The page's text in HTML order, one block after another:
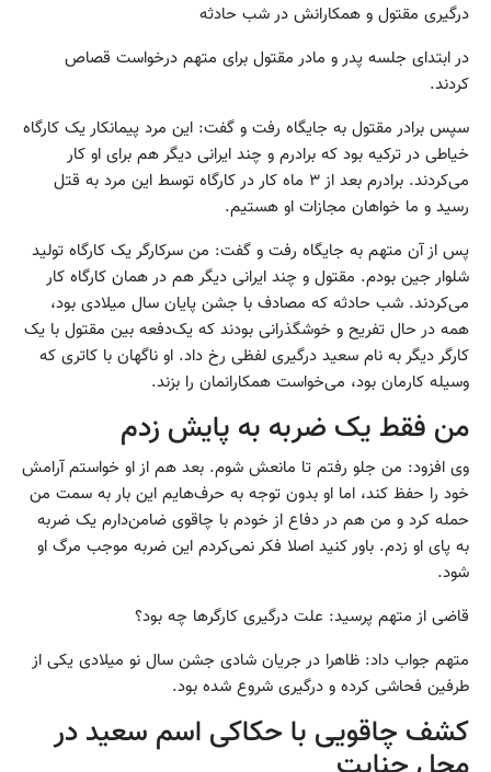
درگیری مقتول و همکارانش در شب حادثه
در ابتدای جلسه پدر و مادر مقتول برای متهم درخواست قصاص
کردند.
سپس برادر مقتول به جایگاه رفت و گفت: این مرد پیمانکار یک کارگاه
خیاطی در ترکیه بود که برادرم و چند ایرانی دیگر هم برای او کار
می‌کردند. برادرم بعد از ۳ ماه کار در کارگاه توسط این مرد به قتل
رسید و ما خواهان مجازات او هستیم.
پس از آن متهم به جایگاه رفت و گفت: من سرکارگر یک کارگاه تولید
شلوار جین بودم. مقتول و چند ایرانی دیگر هم در همان کارگاه کار
می‌کردند. شب حادثه که مصادف با جشن پایان سال میلادی بود،
همه در حال تفریح و خوشگذرانی بودند که یک‌دفعه بین مقتول با یک
کارگر دیگر به نام سعید درگیری لفظی رخ داد. او ناگهان با کاتری که
وسیله کارمان بود، می‌خواست همکارانمان را بزند.
من فقط یک ضربه به پایش زدم
وی افزود: من جلو رفتم تا مانعش شوم. بعد هم از او خواستم آرامش‌
خود را حفظ کند، اما او بدون توجه به حرف‌هایم این بار به سمت من
حمله کرد و من هم در دفاع از خودم با چاقوی ضامن‌دارم یک ضربه
به پای او زدم. باور کنید اصلا فکر نمی‌کردم این ضربه موجب مرگ او
شود.
قاضی از متهم پرسید: علت درگیری کارگرها چه بود؟
متهم جواب داد: ظاهرا در جریان شادی جشن سال نو میلادی یکی از
طرفین فحاشی کرده و درگیری شروع شده بود.
کشف چاقویی با حکاکی اسم سعید در